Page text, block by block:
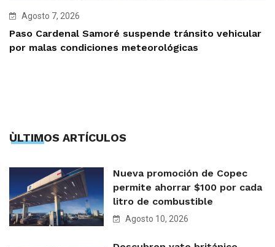
Agosto 7, 2026
Paso Cardenal Samoré suspende tránsito vehicular
por malas condiciones meteorológicas
ÙLTIMOS ARTÍCULOS
Nueva promoción de Copec
permite ahorrar $100 por cada
litro de combustible
Agosto 10, 2026